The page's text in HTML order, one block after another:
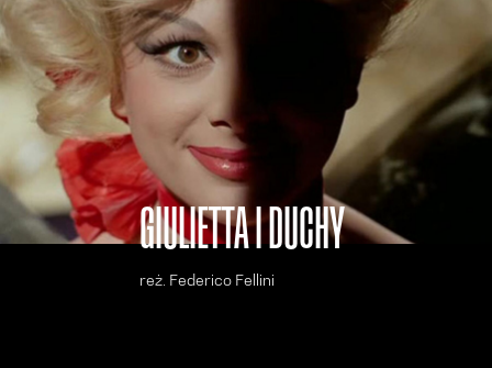
GIULIETTA I DUCHY
reż. Federico Fellini